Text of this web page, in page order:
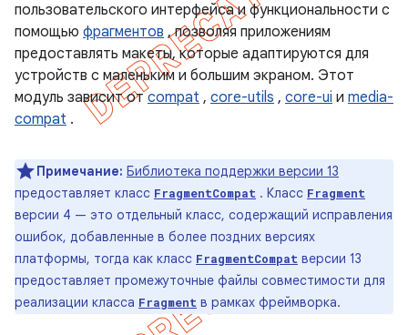
пользовательского интерфейса и функциональности с
помощью фрагментов , позволяя приложениям
предоставлять макеты, которые адаптируются для
устройств с маленьким и большим экраном. Этот
модуль зависит отcompat , core-utils , core-ui и media-
compat .
Примечание: Библиотека поддержки версии 13
предоставляет класс FragmentCompat . Класс Fragment
версии 4 — это отдельный класс, содержащий исправления
ошибок, добавленные в более поздних версиях
платформы, тогда как класс FragmentCompat версии 13
предоставляет промежуточные файлы совместимости для
реализации класса Fragment в рамках фреймворка.